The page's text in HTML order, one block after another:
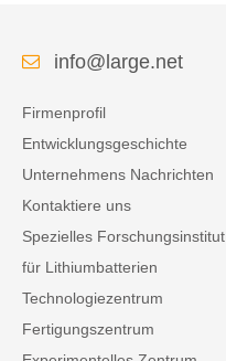
info@large.net
Firmenprofil
Entwicklungsgeschichte
Unternehmens Nachrichten
Kontaktiere uns
Spezielles Forschungsinstitut
für Lithiumbatterien
Technologiezentrum
Fertigungszentrum